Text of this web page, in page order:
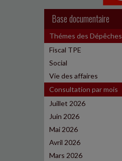
Base documentaire
Thémes des Dépêches
Fiscal TPE
Social
Vie des affaires
Consultation par mois
Juillet 2026
Juin 2026
Mai 2026
Avril 2026
Mars 2026